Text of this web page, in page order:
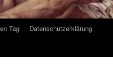
Tag
Datenschutzerklärung